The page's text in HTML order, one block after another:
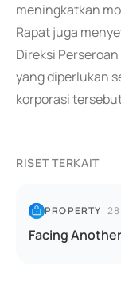
meningkatkan
Rapat juga
Direksi
yang diperlukan
korporasi
RISET TERKAIT
PROPERTY|
Facing